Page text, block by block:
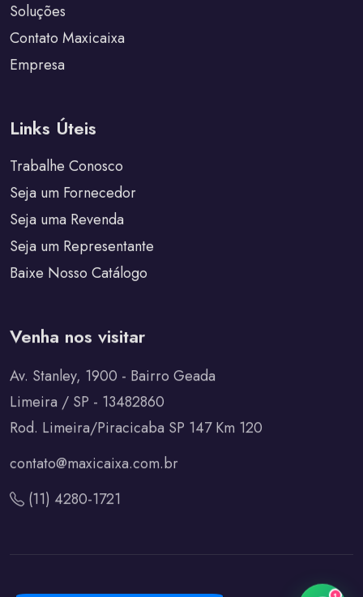
Soluções
Contato Maxicaixa
Empresa
Links Úteis
Trabalhe Conosco
Seja um Fornecedor
Seja uma Revenda
Seja um Representante
Baixe Nosso Catálogo
Venha nos visitar
Av. Stanley, 1900 - Bairro Geada
Limeira / SP - 13482860
Rod. Limeira/Piracicaba SP 147 Km 120
contato@maxicaixa.com.br
(11) 4280-1721
1